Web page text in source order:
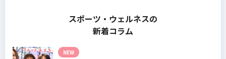
スポーツ・ウェルネスの
新着コラム
NEW